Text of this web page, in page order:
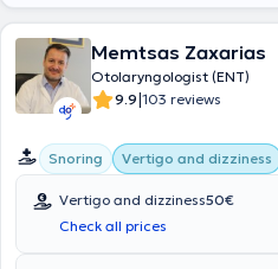
Memtsas Zaxarias
Otolaryngologist (ENT)
9.9|103 reviews
Snoring Vertigo and dizziness
Vertigo and dizziness50€
Check all prices